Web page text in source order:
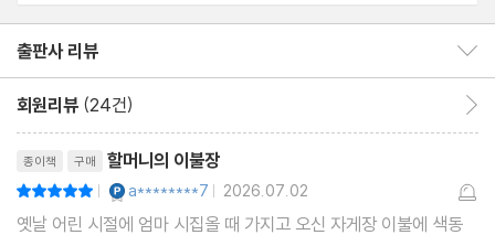
출판사 리뷰
회원리뷰 (24건)
종이책 구매 할머니의 이불장
| a********7 | 2026.07.02
옛날 어린 시절에 엄마 시집올 때 가지고 오신 자게장 이불에 색동